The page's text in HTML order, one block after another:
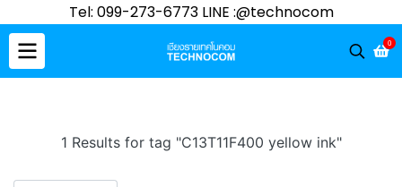
Tel: 099-273-6773 LINE :@technocom
0
1 Results for tag "C13T11F400 yellow ink"